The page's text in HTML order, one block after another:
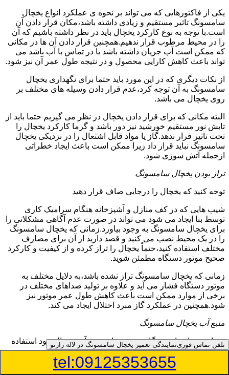
یکی از فاکتورهایی که می تواند بر نحوه ی عملکرد انواع یخچال
سامسونگ تاثیر مستقیم و زیادی داشته باشد،مکان قرار دادن آن
است.با توجه به نوع کارکرد یخچال باید در نظر داشته باشیم که آن
را در محیط مرطوب قرار ندهیم.همچنین قرار دادن آن ها در مکانی
که ممکن است آب جریان داشته باشد یا در تماس با آب باشد می
تواند باعث کاهش کارایی محصول و در نتیجه طول عمر آن نیز شود.
از نکات دیگری که در این مورد باید حتما برای نگهداری یخچال
سامسونگ به آن توجه کرد،عدم قرار دادن وسیله های مختلف بر
روی یخچال می باشد.
البته مکانی که برای قرار دادن یخچال در نظر می گیریم حتما باید از
تابش نور مستقیم خورشید نیز دور باشد و گرما کارکرد یخچال را
تحت تاثیر قرار ندهد.گاز یا مواد قابل اشتعال را در نزدیکی یخچال
سامسونگ نباید قرار داد زیرا ممکن است باعث ایجاد خطراتی
ازجمله آتش سوزی شود.
تراز بودن یخچال سامسونگ
توجه کنید که یخچال را درجایی صاف قرار دهید
شیب هایی که در کف منازل و آشپزخانه هنگام سرامیک کاری
توسط بنا ایجاد می شود می تواند در صورت عدم آگاهی مشکلاتی را
برای یخچال سامسونگ به وجود بیاورد.زمانی که یخچال سامسونگ
را در یک محیط نصب می کنید و قصد دارید از آن برای مصارف
مختلف استفاده کنید،حتماً یخچال را تراز کرده و از کیفیت و کارکرد
صحیح موتور دستگاه مطمئن شوید.
زمانی که یخچال سامسونگ تراز نشده باشد،به دلایل مختلف به
موتور دستگاه فشار می آید و علاوه بر تولید صداهای مختلف در
برخی از موارد ممکن است باعث کاهش طول عمر موتور نیز
شود.همچنین در عملکرد گاز مبرد اختلال ایجاد می کند.
منبع آب یخچال سامسونگ
شما می توانید از دستگاه تصفیه برای منبع آب یخچال خود استفاده
کنید
در دفترچه راهنمای یخچال سامسونگ قسمت ویژه ای به منبع آب
تلفن تماس فورینمایندگی تعمیر یخچال سامسونگ در لاله زارنو
tel:09125353655